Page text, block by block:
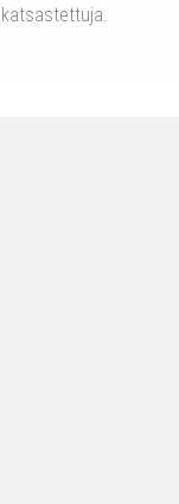
katsastettuja.